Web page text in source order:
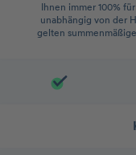
Ihnen immer 100%
unabhängig von der
gelten